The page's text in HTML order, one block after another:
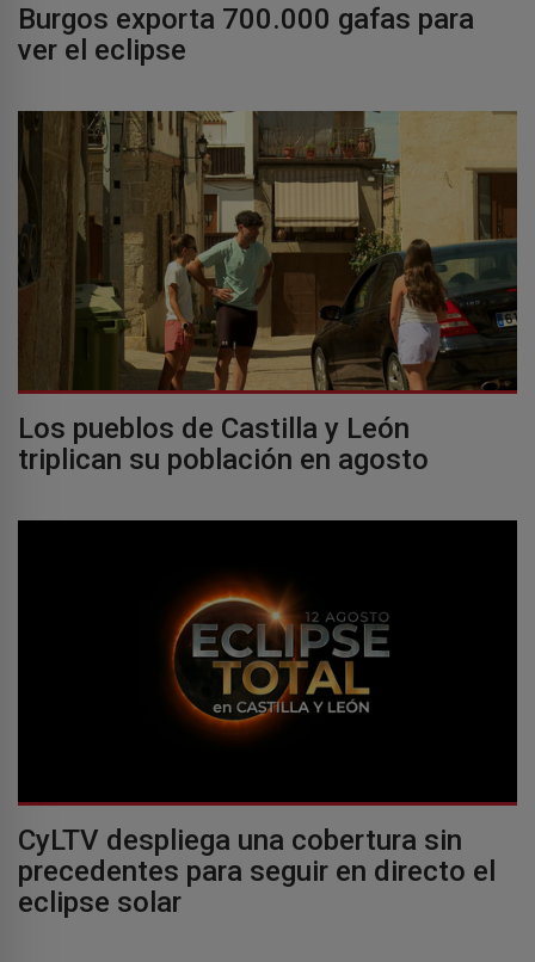
Burgos exporta 700.000 gafas para
ver el eclipse
Los pueblos de Castilla y León
triplican su población en agosto
CyLTV despliega una cobertura sin
precedentes para seguir en directo el
eclipse solar